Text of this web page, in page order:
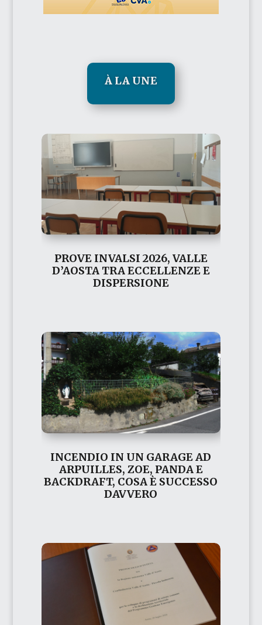
À LA UNE
PROVE INVALSI 2026, VALLE
D’AOSTA TRA ECCELLENZE E
DISPERSIONE
INCENDIO IN UN GARAGE AD
ARPUILLES, ZOE, PANDA E
BACKDRAFT, COSA È SUCCESSO
DAVVERO